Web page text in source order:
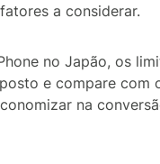
a considerar.
no Japão, os
e compare com
na